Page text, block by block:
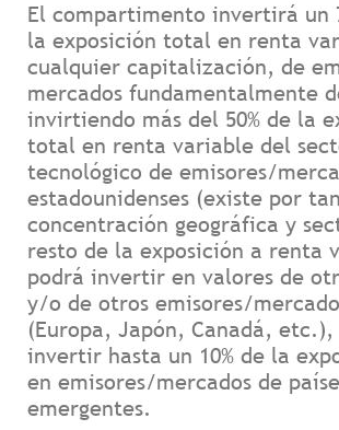
El compartimento invertirá un
la exposición total en renta
cualquier capitalización, de
mercados fundamentalmente
invirtiendo más del 50% de la
total en renta variable del
tecnológico de emisores/
estadounidenses (existe por
concentración geográfica y
resto de la exposición a renta
podrá invertir en valores de
y/o de otros emisores/
(Europa, Japón, Canadá, etc.),
invertir hasta un 10% de la
en emisores/mercados de
emergentes.